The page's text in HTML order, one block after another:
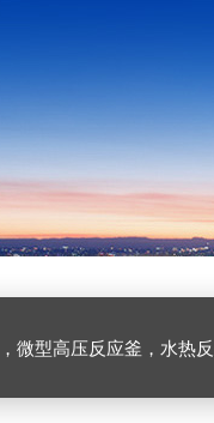
微型高压反应釜，水热